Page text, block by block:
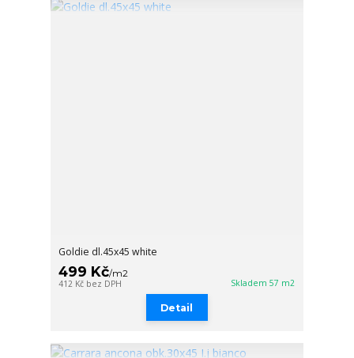
Goldie dl.45x45 white
499 Kč/m2
412 Kč bez DPH Skladem 57 m2
Detail